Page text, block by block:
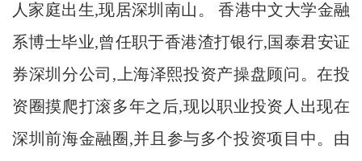
人家庭出生,现居深圳南山。 香港中文大学金融
系博士毕业,曾任职于香港渣打银行,国泰君安证
券深圳分公司,上海泽熙投资产操盘顾问。在投
资圈摸爬打滚多年之后,现以职业投资人出现在
深圳前海金融圈,并且参与多个投资项目中。由